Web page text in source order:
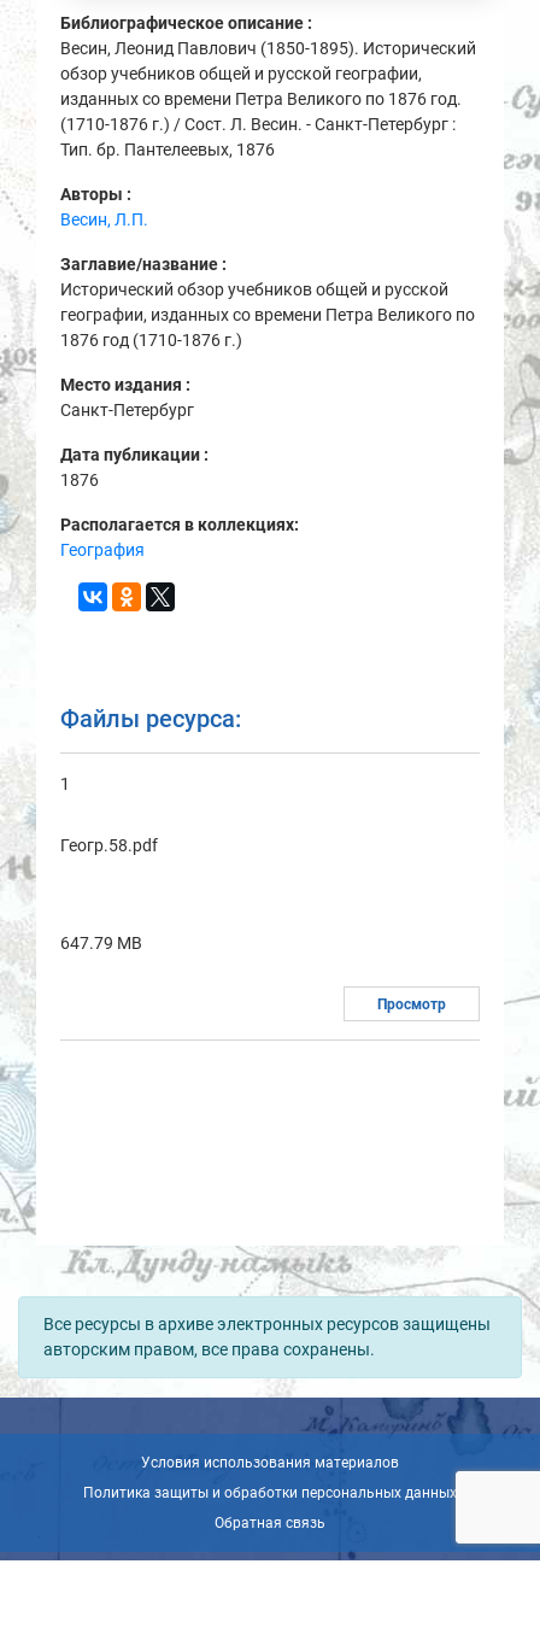
Библиографическое описание :
Весин, Леонид Павлович (1850-1895). Исторический
обзор учебников общей и русской географии,
изданных со времени Петра Великого по 1876 год.
(1710-1876 г.) / Сост. Л. Весин. - Санкт-Петербург :
Тип. бр. Пантелеевых, 1876
Авторы :
Весин, Л.П.
Заглавие/название :
Исторический обзор учебников общей и русской
географии, изданных со времени Петра Великого по
1876 год (1710-1876 г.)
Место издания :
Санкт-Петербург
Дата публикации :
1876
Располагается в коллекциях:
География
Файлы ресурса:
1
Геогр.58.pdf
647.79 MB
Просмотр
Все ресурсы в архиве электронных ресурсов защищены
авторским правом, все права сохранены.
Условия использования материалов
Политика защиты и обработки персональных данных
Обратная связь